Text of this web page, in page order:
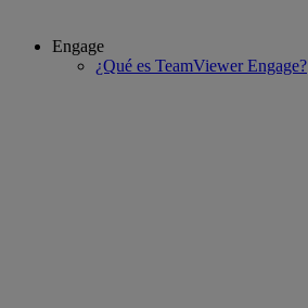
Engage
¿Qué es TeamViewer Engage?